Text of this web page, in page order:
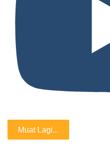
Muat Lagi...